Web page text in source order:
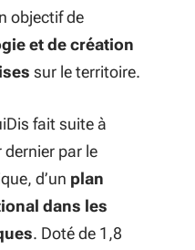
objectif de
et de création
sur le territoire.
fait suite à
dernier par le
d’un plan
dans les
. Doté de 1,8